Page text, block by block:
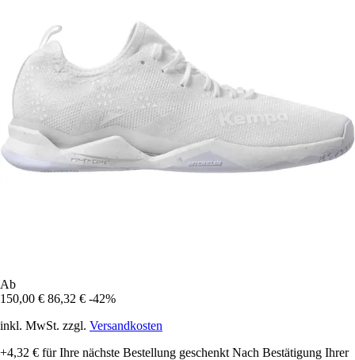
Ab
150,00 € 86,32 € -42%
inkl. MwSt. zzgl. Versandkosten
+4,32 € für Ihre nächste Bestellung geschenkt Nach Bestätigung Ihrer